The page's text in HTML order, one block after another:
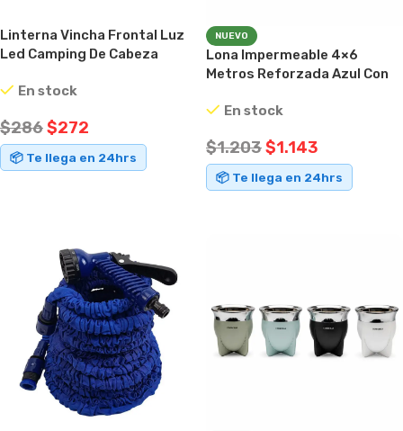
Linterna Vincha Frontal Luz
Led Camping De Cabeza
En stock
$286$272
📦 Te llega en 24hrs
NUEVO
Lona Impermeable 4×6
Metros Reforzada Azul Con
En stock
$1.203$1.143
📦 Te llega en 24hrs